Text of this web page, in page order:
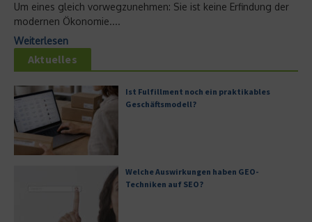
Um eines gleich vorwegzunehmen: Sie ist keine Erfindung der
modernen Ökonomie....
Weiterlesen
Aktuelles
Ist Fulfillment noch ein praktikables
Geschäftsmodell?
Welche Auswirkungen haben GEO-
Techniken auf SEO?